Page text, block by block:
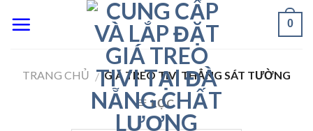
0
TRANG CHỦ / GIÁ TREO TIVI THẲNG SÁT TƯỜNG
LỌC